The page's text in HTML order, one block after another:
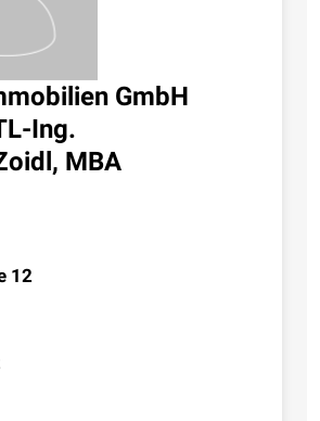
GmbH
Ing.
MBA
12